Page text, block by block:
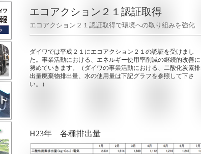
エコアクション２１認証取得
エコアクション２１認証取得で環境への取り組みを強化
ダイワでは平成２１にエコアクション２１の認証を受けまし
た。事業活動における、エネルギー使用率削減の継続的改善に
努めていきます。（ダイワの事業活動における、二酸化炭素排
出量廃棄物排出量、水の使用量は下記グラフを参照して下さ
い。）
H23年 各種排出量